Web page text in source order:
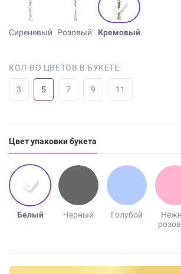
Сиреневый Розовый Кремовый
КОЛ-ВО ЦВЕТОВ В БУКЕТЕ:
3 5 7 9 11
Цвет упаковки букета
Белый Черный Голубой